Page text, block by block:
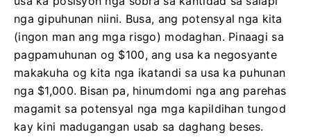
nga gipuhunan niini. Busa, ang potensyal nga kita
(ingon man ang mga risgo) modaghan. Pinaagi sa
pagpamuhunan og $100, ang usa ka negosyante
makakuha og kita nga ikatandi sa usa ka puhunan
nga $1,000. Bisan pa, hinumdomi nga ang parehas
magamit sa potensyal nga mga kapildihan tungod
kay kini madugangan usab sa daghang beses.